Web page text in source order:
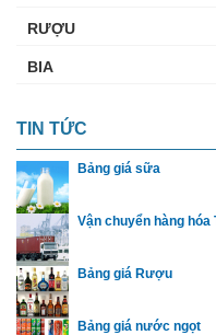
RƯỢU
BIA
TIN TỨC
Bảng giá sữa
Vận chuyển hàng hóa
Bảng giá Rượu
Bảng giá nước ngọt